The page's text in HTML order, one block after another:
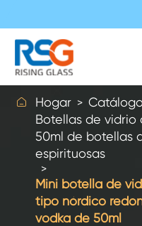
 Hogar
Botellas de vidrio
50ml de botellas
espirituosas
Mini botella de
tipo nórdico
vodka de 50ml